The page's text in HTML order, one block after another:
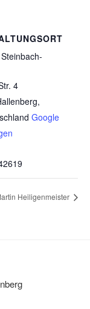
4
,
Google
Heiligenmeister